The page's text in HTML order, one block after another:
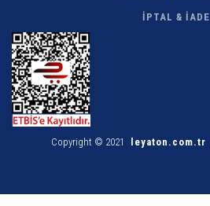
İPTAL & İADE
Copyright © 2021 leyaton.com.tr